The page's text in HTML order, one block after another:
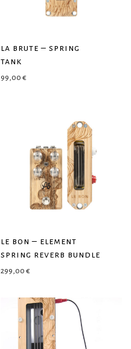
la brute – spring
tank
99,00 €
le bon – element
spring reverb bundle
299,00 €